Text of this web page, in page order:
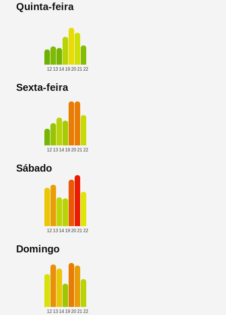
Quinta-feira
12 13 14 19 20 21 22
Sexta-feira
12 13 14 19 20 21 22
Sábado
12 13 14 19 20 21 22
Domingo
12 13 14 19 20 21 22